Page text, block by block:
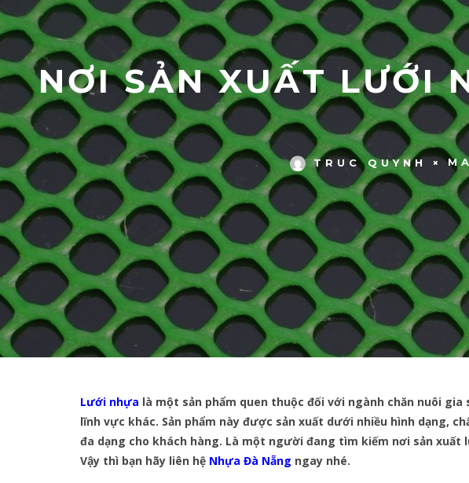
NƠI SẢN XUẤT LƯỚI
TRUC QUYNH
Lưới nhựa là một sản phẩm quen thuộc đối với ngành chăn nuôi gia
lĩnh vực khác. Sản phẩm này được sản xuất dưới nhiều hình dạng,
đa dạng cho khách hàng. Là một người đang tìm kiếm nơi sản xuất
Vậy thì bạn hãy liên hệ Nhựa Đà Nẵng ngay nhé.